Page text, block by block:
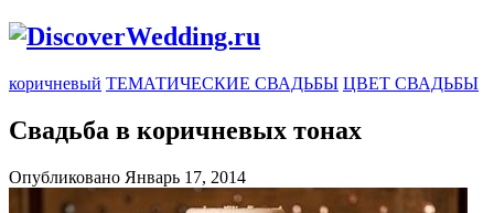
коричневый ТЕМАТИЧЕСКИЕ СВАДЬБЫ ЦВЕТ СВАДЬБЫ
Свадьба в коричневых тонах
Опубликовано Январь 17, 2014